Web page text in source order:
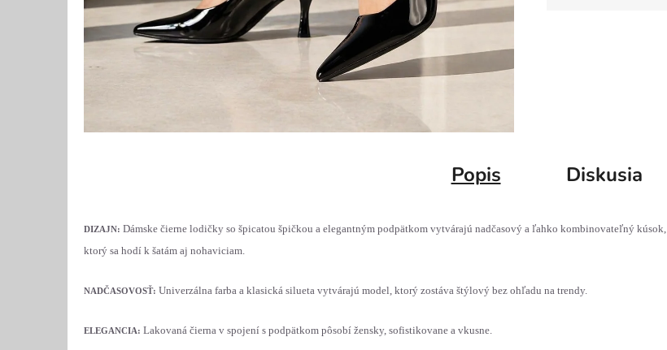
Popis Diskusia
DIZAJN: Dámske čierne lodičky so špicatou špičkou a elegantným podpätkom vytvárajú nadčasový a ľahko kombinovateľný kúsok,
ktorý sa hodí k šatám aj nohaviciam.
NADČASOVOSŤ: Univerzálna farba a klasická silueta vytvárajú model, ktorý zostáva štýlový bez ohľadu na trendy.
ELEGANCIA: Lakovaná čierna v spojení s podpätkom pôsobí žensky, sofistikovane a vkusne.